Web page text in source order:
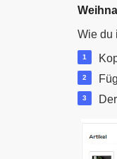
Wie du